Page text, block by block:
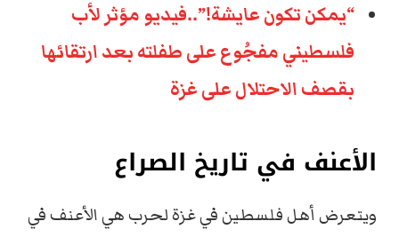
“يمكن تكون عايشة!”..فيديو مؤثر لأب
فلسطيني مفجُوع على طفلته بعد ارتقائها
بقصف الاحتلال على غزة
الأعنف في تاريخ الصراع
ويتعرض أهل فلسطين في غزة لحرب هي الأعنف في